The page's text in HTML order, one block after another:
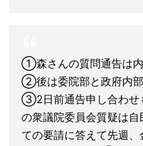
①森さんの質問通告は内
②後は委院部と政府内部
③2日前通告申し合わせ
の衆議院委員会質疑は
ての要請に答えて先週